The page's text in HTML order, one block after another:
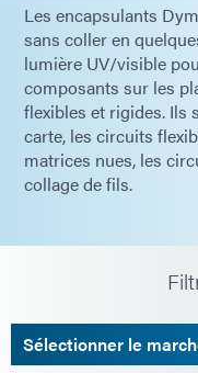
Les encapsulants
sans coller en
lumière UV/visible
composants sur les
flexibles et rigides. Ils
carte, les circuits
matrices nues, les
collage de fils.
Sélectionner le